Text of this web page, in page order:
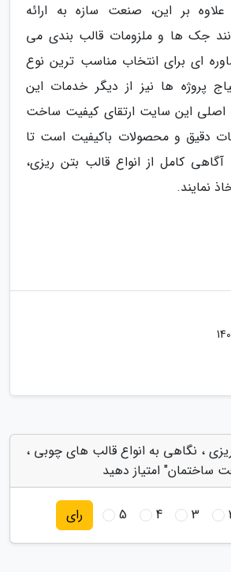
بر این، صنعت سازه به ارائه
جک ها و ملزومات قالب بندی می
ای برای انتخاب مناسب ترین نوع
پروژه ها نیز از دیگر خدمات این
این سایت ارتقای کیفیت ساخت
دقیق و محصولات باکیفیت است تا
آگاهی کامل از انواع قالب بتن ریزی،
نمایند.
، نگاهی به انواع قالب های چوبی ،
ساختمان" امتیاز دهید
3
4
5 رای